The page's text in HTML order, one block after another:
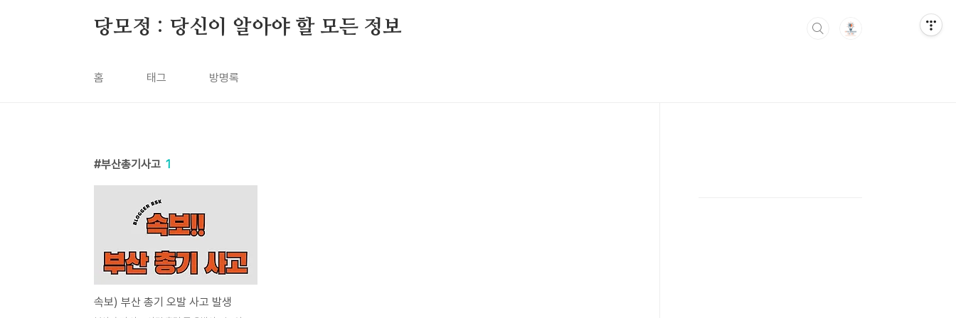
당모정 : 당신이 알아야 할 모든 정보
홈 태그 방명록
부산총기사고 1
속보) 부산 총기 오발 사고 발생